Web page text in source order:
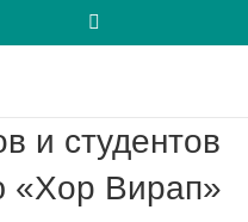
«Хор Вирап»